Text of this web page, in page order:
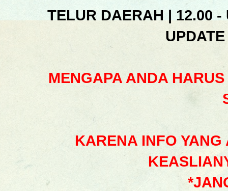
TELUR DAERAH | 12.00
MENGAPA ANDA
KARENA INFO